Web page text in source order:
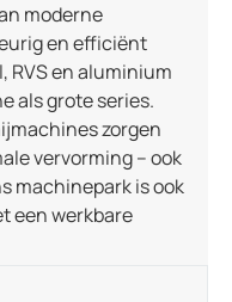
moderne
en efficiënt
RVS en aluminium
als grote series.
zorgen
vervorming – ook
machinepark is ook
een werkbare